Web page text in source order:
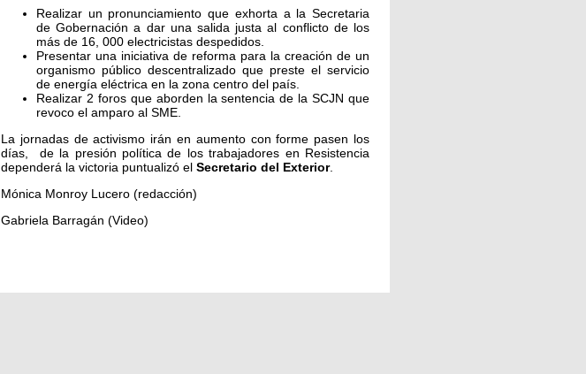
Realizar un pronunciamiento que exhorta a la Secretaria
de Gobernación a dar una salida justa al conflicto de los
más de 16, 000 electricistas despedidos.
Presentar una iniciativa de reforma para la creación de un
organismo público descentralizado que preste el servicio
de energía eléctrica en la zona centro del país.
Realizar 2 foros que aborden la sentencia de la SCJN que
revoco el amparo al SME.
La jornadas de activismo irán en aumento con forme pasen los
días, de la presión política de los trabajadores en Resistencia
dependerá la victoria puntualizó el Secretario del Exterior.
Mónica Monroy Lucero (redacción)
Gabriela Barragán (Video)